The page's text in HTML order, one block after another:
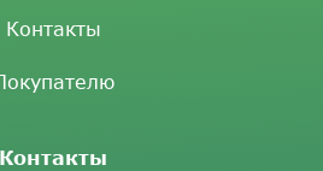
Контакты
Контакты